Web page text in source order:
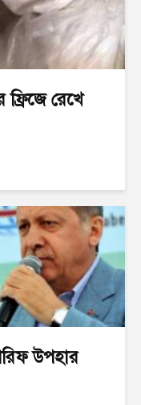
রেখে
উপহার